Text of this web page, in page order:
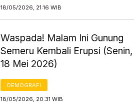
18/05/2026, 21:16 WIB
Waspada! Malam Ini Gunung
Semeru Kembali Erupsi (Senin,
18 Mei 2026)
DEMOGRAFI
18/05/2026, 20:31 WIB